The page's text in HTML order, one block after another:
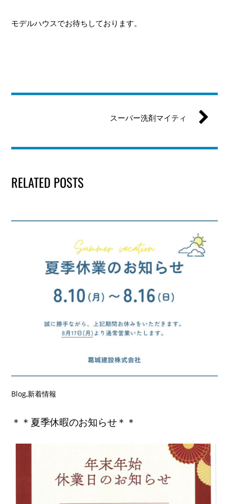
モデルハウスでお待ちしております。
スーパー洗剤マイティ
RELATED POSTS
Blog,新着情報
＊＊夏季休暇のお知らせ＊＊